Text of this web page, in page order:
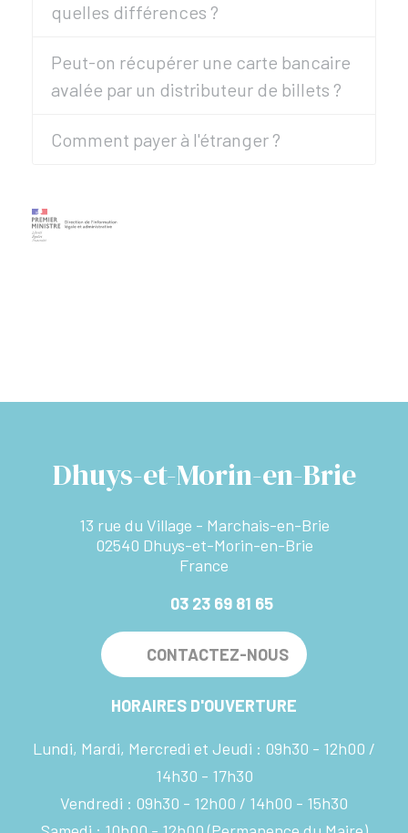
quelles différences ?
Peut-on récupérer une carte bancaire
avalée par un distributeur de billets ?
Comment payer à l'étranger ?
Dhuys-et-Morin-en-Brie
13 rue du Village - Marchais-en-Brie
02540 Dhuys-et-Morin-en-Brie
France
03 23 69 81 65
CONTACTEZ-NOUS
HORAIRES D'OUVERTURE
Lundi, Mardi, Mercredi et Jeudi : 09h30 - 12h00
14h30 - 17h30
Vendredi : 09h30 - 12h00
14h00 - 15h30